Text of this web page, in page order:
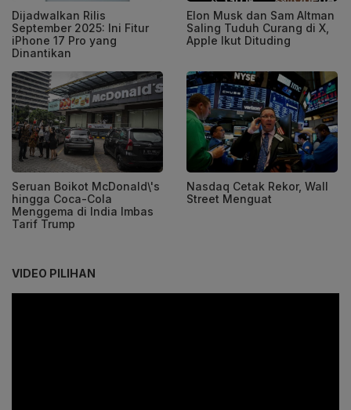
Dijadwalkan Rilis
September 2025: Ini Fitur
iPhone 17 Pro yang
Dinantikan
Elon Musk dan Sam Altman
Saling Tuduh Curang di X,
Apple Ikut Dituding
Seruan Boikot McDonald\'s
hingga Coca-Cola
Menggema di India Imbas
Tarif Trump
Nasdaq Cetak Rekor, Wall
Street Menguat
VIDEO PILIHAN